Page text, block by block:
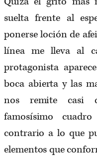
suelta frente al
ponerse loción de
línea me lleva al
protagonista
boca abierta y las
nos remite casi
famosísimo
contrario a lo que
elementos que